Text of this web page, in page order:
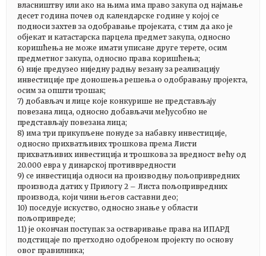
власништву или ако на њима има право закупа од најмање
десет година почев од календарске године у којој се
подноси захтев за одобравање пројеката, с тим да ако је
објекат и катастарска парцела предмет закупа, односно
коришћења не може имати уписане друге терете, осим
предметног закупа, односно права коришћења;
6) није предузео ниједну радњу везану за реализацију
инвестиције пре доношења решења о одобравању пројекта,
осим за општи трошак;
7) добављач и лице које конкурише не представљају
повезана лица, односно добављачи међусобно не
представљају повезана лица;
8) има три прикупљене понуде за набавку инвестиције,
односно прихватљивих трошкова према Листи
прихватљивих инвестиција и трошкова за вредност већу од
20.000 евра у динарској противвредности
9) се инвестиција односи на производњу пољопривредних
производа датих у Прилогу 2 – Листа пољопривредних
производа, који чини његов саставни део;
10) поседује искуство, односно знање у области
пољопривреде;
11) је окончан поступак за остваривање права на ИПАРД
подстицаје по претходно одобреном пројекту по основу
овог правилника;